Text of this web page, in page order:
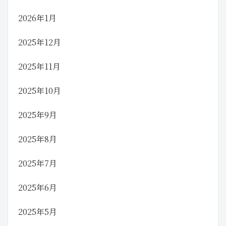
2026年1月
2025年12月
2025年11月
2025年10月
2025年9月
2025年8月
2025年7月
2025年6月
2025年5月